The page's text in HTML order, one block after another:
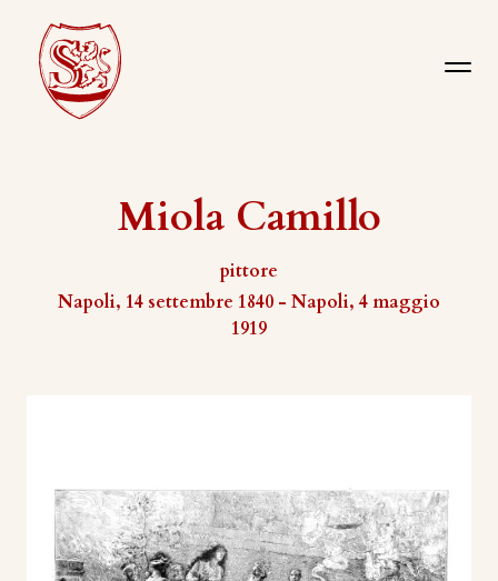
Miola Camillo
pittore
Napoli, 14 settembre 1840 - Napoli, 4 maggio
1919